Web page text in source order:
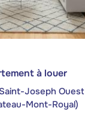
à louer
Joseph Ouest
Mont-Royal)